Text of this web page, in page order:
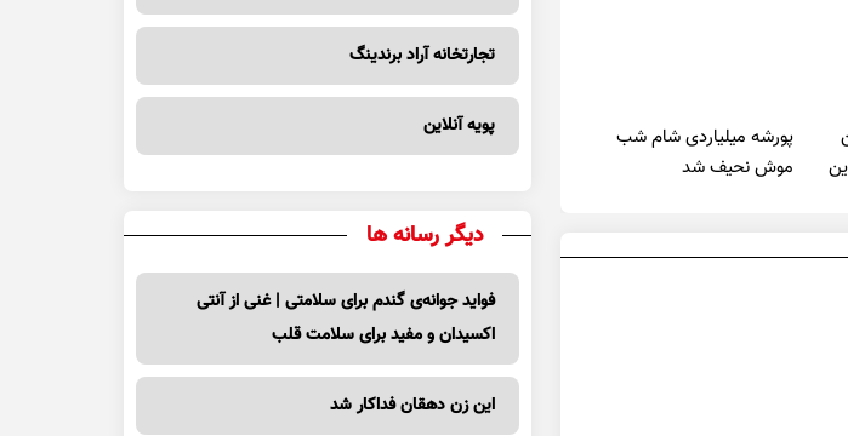
پورشه میلیاردی شام شب
موش‌ نحیف شد
تجارتخانه آراد برندینگ
پویه آنلاین
دیگر رسانه ها
فواید جوانه‌ی گندم برای سلامتی | غنی از آنتی
اکسیدان و مفید برای سلامت قلب
این زن دهقان فداکار شد